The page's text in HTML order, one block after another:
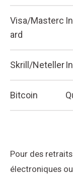
Visa/Masterc
ard
Skrill/Neteller
Bitcoin
Pour des
électroniques